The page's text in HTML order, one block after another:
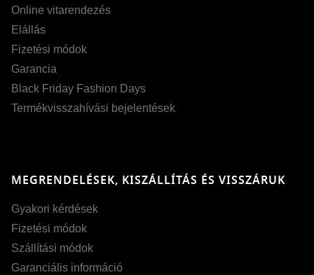
Online vitarendezés
Elállás
Fizetési módok
Garancia
Black Friday Fashion Days
Termékvisszahívási bejelentések
MEGRENDELÉSEK, KISZÁLLÍTÁS ÉS VISSZÁRUK
Gyakori kérdések
Fizetési módok
Szállítási módok
Garanciális információ